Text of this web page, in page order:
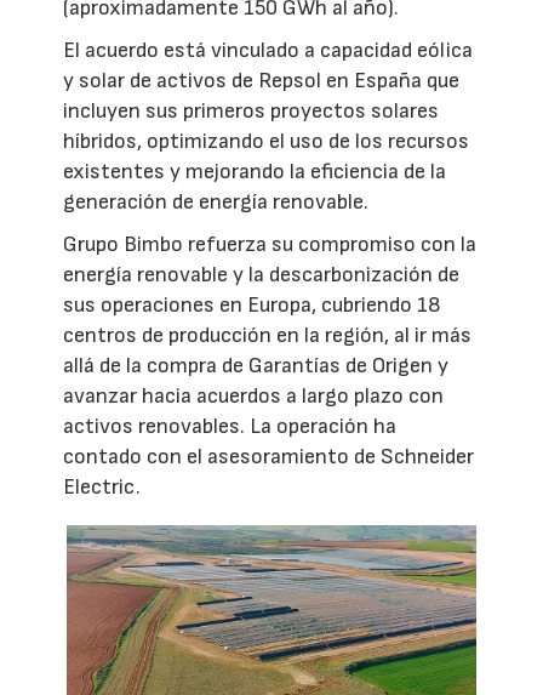
(aproximadamente 150 GWh al año).
El acuerdo está vinculado a capacidad eólica
y solar de activos de Repsol en España que
incluyen sus primeros proyectos solares
híbridos, optimizando el uso de los recursos
existentes y mejorando la eficiencia de la
generación de energía renovable.
Grupo Bimbo refuerza su compromiso con la
energía renovable y la descarbonización de
sus operaciones en Europa, cubriendo 18
centros de producción en la región, al ir más
allá de la compra de Garantías de Origen y
avanzar hacia acuerdos a largo plazo con
activos renovables. La operación ha
contado con el asesoramiento de Schneider
Electric.